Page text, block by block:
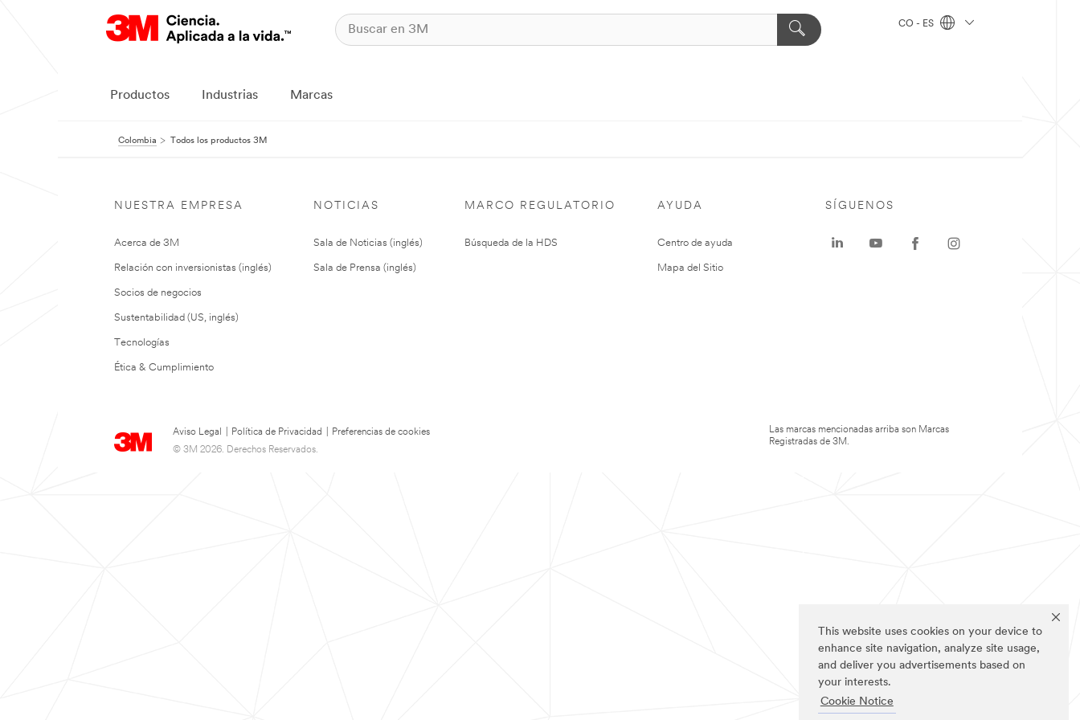
This website uses cookies on your device to
enhance site navigation, analyze site usage,
and deliver you advertisements based on
your interests.
Cookie Notice
CO - ES
Productos Industrias Marcas
Colombia Todos los productos 3M
NUESTRA EMPRESA
Acerca de 3M
Relación con inversionistas (inglés)
Socios de negocios
Sustentabilidad (US, inglés)
Tecnologías
Ética & Cumplimiento
NOTICIAS
Sala de Noticias (inglés)
Sala de Prensa (inglés)
MARCO REGULATORIO
Búsqueda de la HDS
AYUDA
Centro de ayuda
Mapa del Sitio
Aviso Legal Política de Privacidad
Preferencias de cookies
© 3M 2026. Derechos Reservados.
SÍGUENOS
Las marcas mencionadas arriba son Marcas
Registradas de 3M.